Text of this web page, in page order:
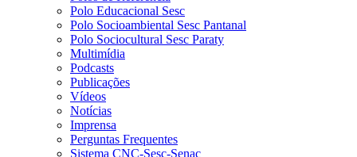
Polo Educacional Sesc
Polo Socioambiental Sesc Pantanal
Polo Sociocultural Sesc Paraty
Multimídia
Podcasts
Publicações
Vídeos
Notícias
Imprensa
Perguntas Frequentes
Sistema CNC-Sesc-Senac